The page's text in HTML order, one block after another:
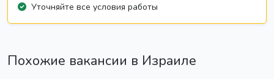
Уточняйте все условия работы
Похожие вакансии в Израиле